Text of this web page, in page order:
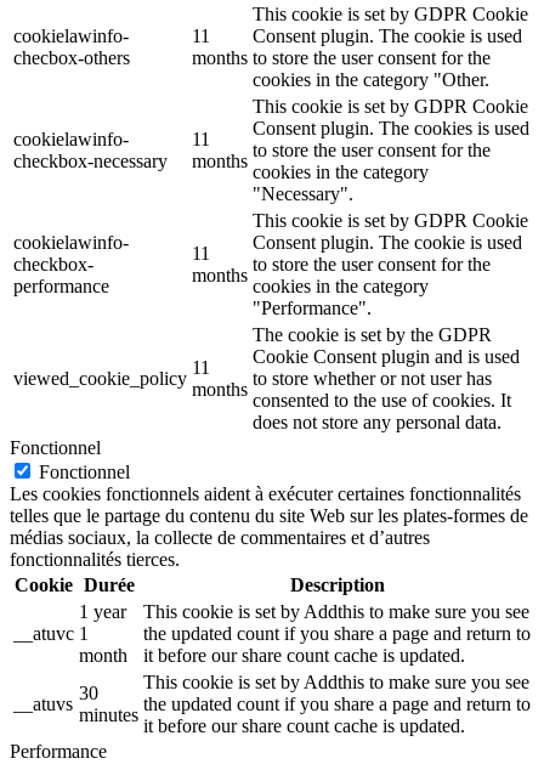
cookielawinfo-
checbox-others
11
months
This cookie is set by GDPR Cookie
Consent plugin. The cookie is used
to store the user consent for the
cookies in the category "Other.
cookielawinfo-
checkbox-necessary
11
months
This cookie is set by GDPR Cookie
Consent plugin. The cookies is used
to store the user consent for the
cookies in the category
"Necessary".
cookielawinfo-
checkbox-
performance
11
months
This cookie is set by GDPR Cookie
Consent plugin. The cookie is used
to store the user consent for the
cookies in the category
"Performance".
viewed_cookie_policy
11
months
The cookie is set by the GDPR
Cookie Consent plugin and is used
to store whether or not user has
consented to the use of cookies. It
does not store any personal data.
Fonctionnel
Fonctionnel
Les cookies fonctionnels aident à exécuter certaines fonctionnalités
telles que le partage du contenu du site Web sur les plates-formes de
médias sociaux, la collecte de commentaires et d’autres
fonctionnalités tierces.
Cookie Durée Description
__atuvc
1 year
1
month
This cookie is set by Addthis to make sure you see
the updated count if you share a page and return to
it before our share count cache is updated.
__atuvs
30
minutes
This cookie is set by Addthis to make sure you see
the updated count if you share a page and return to
it before our share count cache is updated.
Performance